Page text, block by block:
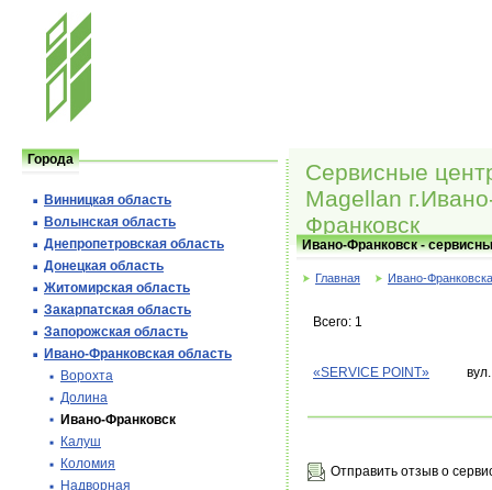
Сервисные
Magellan
Франковск
Ивано-Франковск -
Главная Ивано-
Всего: 1
«SERVICE POINT»
Отправить отзыв о
Города
Винницкая область
Волынская область
Днепропетровская область
Донецкая область
Житомирская область
Закарпатская область
Запорожская область
Ивано-Франковская область
Ворохта
Долина
Ивано-Франковск
Калуш
Коломия
Надворная